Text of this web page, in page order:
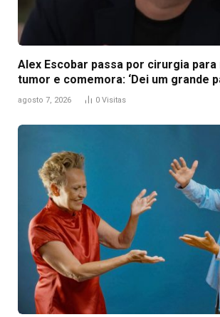
Alex Escobar passa por cirurgia
tumor e comemora: ‘Dei um grande
agosto 7, 2026 0 Visitas